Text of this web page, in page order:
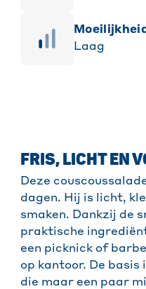
Laag
FRIS, LICHT EN
Deze
dagen. Hij is licht,
smaken. Dankzij de
praktische
een picknick of
op kantoor. De
die maar een paar